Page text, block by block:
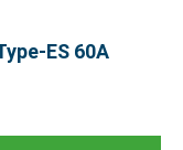
ES 60A